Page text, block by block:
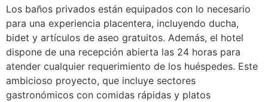
Los baños privados están equipados con lo necesario
para una experiencia placentera, incluyendo ducha,
bidet y artículos de aseo gratuitos. Además, el hotel
dispone de una recepción abierta las 24 horas para
atender cualquier requerimiento de los huéspedes. Este
ambicioso proyecto, que incluye sectores
gastronómicos con comidas rápidas y platos